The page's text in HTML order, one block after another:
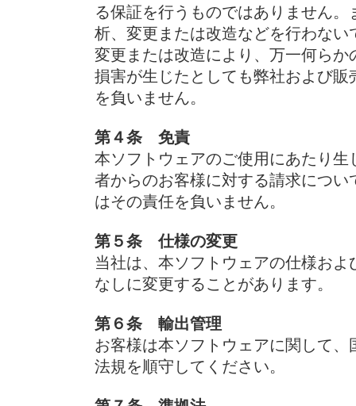
る保証を行うものではありません
析、変更または改造などを行わな
変更または改造により、万一何ら
損害が生じたとしても弊社および
を負いません。
第４条 免責
本ソフトウェアのご使用にあたり
者からのお客様に対する請求につ
はその責任を負いません。
第５条 仕様の変更
当社は、本ソフトウェアの仕様お
なしに変更することがあります。
第６条 輸出管理
お客様は本ソフトウェアに関して
法規を順守してください。